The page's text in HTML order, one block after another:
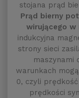
stojana prąd
Prąd bierny
wirującego w
indukcyjna
strony sieci
maszynami
warunkach
0, czyli
prędkości